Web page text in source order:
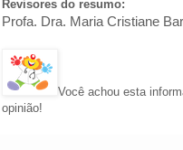
Revisores do resumo:
Profa. Dra. Maria Cristiane
Você achou esta
opinião!